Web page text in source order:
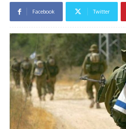
Facebook Twitter